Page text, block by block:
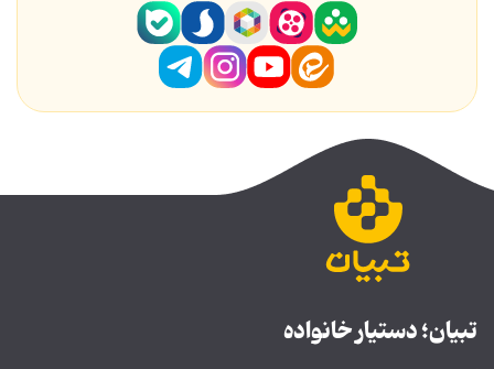
تبیان؛ دستیار خانواده